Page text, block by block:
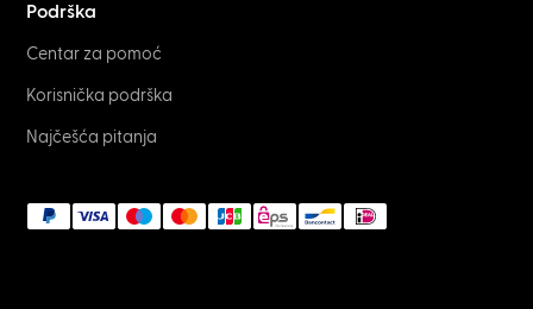
Podrška
Centar za pomoć
Korisnička podrška
Najčešća pitanja